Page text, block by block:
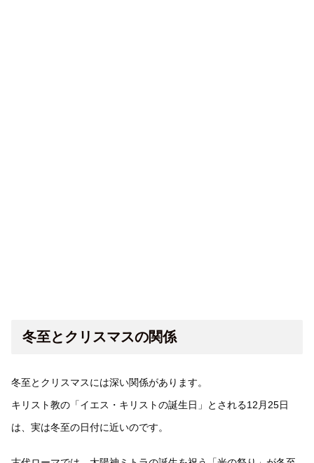
冬至とクリスマスの関係
冬至とクリスマスには深い関係があります。
キリスト教の「イエス・キリストの誕生日」とされる12月25日
は、実は冬至の日付に近いのです。